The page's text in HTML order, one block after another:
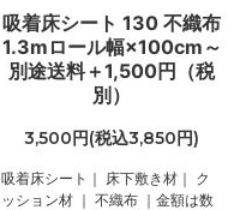
吸着床シート 130 不織布
1.3mロール幅×100cm～
別途送料＋1,500円（税
別）
3,500円(税込3,850円)
吸着床シート｜ 床下敷き材｜ ク
ッション材 ｜ 不織布 ｜金額は数